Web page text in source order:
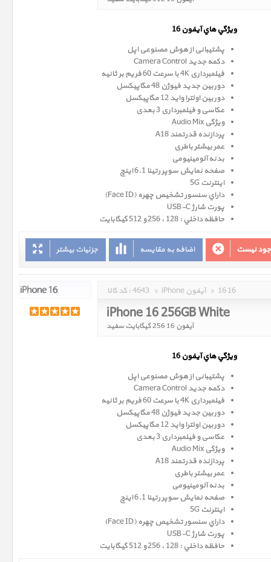
ويژگي هاي آيفون 16
پشتیبانی از هوش مصنوعی اپل
دکمه جدید Camera Control
فیلمبرداری 4K با سرعت 60 فریم بر ثانیه
دوربین جدید فیوژن 48 مگاپیکسل
دوربین اولترا واید 12 مگاپیکسل
عکاسی و فیلمبرداری 3 بعدی
ویژگی Audio Mix
پردازنده قدرتمند A18
عمر بیشتر باطری
بدنه آلومینیومی
صفحه نمايش سوپر رتينا 6.1 اينچ
اینترنت 5G
داراي سنسور تشخيص چهره (Face ID)
پورت شارژ USB-C
حافظه داخلي : 128 ، 256 و 512 گيگابايت
جزئیات بیشتر اضافه به مقایسه نیست
کد کالا : 4643 » iPhone آیفون » 16 16
iPhone 16 256GB White
آیفون 16 256 گیگابایت سفید
ويژگي هاي آيفون 16
پشتیبانی از هوش مصنوعی اپل
دکمه جدید Camera Control
فیلمبرداری 4K با سرعت 60 فریم بر ثانیه
دوربین جدید فیوژن 48 مگاپیکسل
دوربین اولترا واید 12 مگاپیکسل
عکاسی و فیلمبرداری 3 بعدی
ویژگی Audio Mix
پردازنده قدرتمند A18
عمر بیشتر باطری
بدنه آلومینیومی
صفحه نمايش سوپر رتينا 6.1 اينچ
اینترنت 5G
داراي سنسور تشخيص چهره (Face ID)
پورت شارژ USB-C
حافظه داخلي : 128 ، 256 و 512 گيگابايت